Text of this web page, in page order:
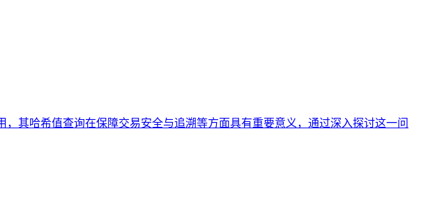
其哈希值查询在保障交易安全与追溯等方面具有重要意义，通过深入探讨这一问